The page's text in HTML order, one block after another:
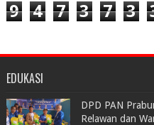
9 4 7 3 7 3
EDUKASI
DPD PAN
Relawan dan